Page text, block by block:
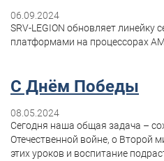
06.09.2024
SRV-LEGION обновляет линейку
платформами на процессорах
С Днём Победы
08.05.2024
Сегодня наша общая задача –
Отечественной войне, о Второй
этих уроков и воспитание